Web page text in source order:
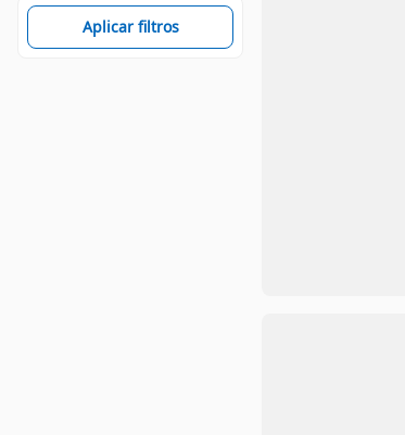
Aplicar filtros